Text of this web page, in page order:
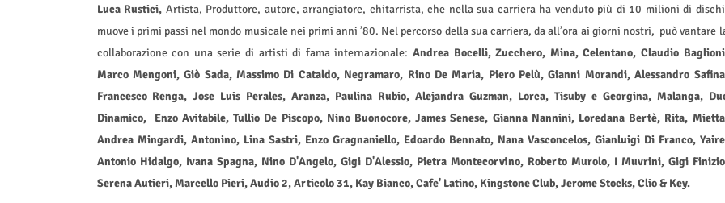
Luca Rustici, Artista, Produttore, autore, arrangiatore, chitarrista, che nella sua carriera ha venduto più di 10 milioni di
muove i primi passi nel mondo musicale nei primi anni ’80. Nel percorso della sua carriera, da all’ora ai giorni nostri, può vantare
collaborazione con una serie di artisti di fama internazionale: Andrea Bocelli, Zucchero, Mina, Celentano, Claudio
Marco Mengoni, Giò Sada, Massimo Di Cataldo, Negramaro, Rino De Maria, Piero Pelù, Gianni Morandi, Alessandro
Francesco Renga, Jose Luis Perales, Aranza, Paulina Rubio, Alejandra Guzman, Lorca, Tisuby e Georgina, Malanga,
Dinamico, Enzo Avitabile, Tullio De Piscopo, Nino Buonocore, James Senese, Gianna Nannini, Loredana Bertè, Rita,
Andrea Mingardi, Antonino, Lina Sastri, Enzo Gragnaniello, Edoardo Bennato, Nana Vasconcelos, Gianluigi Di Franco,
Antonio Hidalgo, Ivana Spagna, Nino D'Angelo, Gigi D'Alessio, Pietra Montecorvino, Roberto Murolo, I Muvrini, Gigi
Serena Autieri, Marcello Pieri, Audio 2, Articolo 31, Kay Bianco, Cafe' Latino, Kingstone Club, Jerome Stocks, Clio & Key.